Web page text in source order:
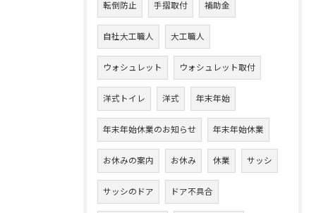
転倒防止 手摺取付 補助金
自社大工職人 大工職人
ウォシュレット ウォシュレット取付
洋式トイレ 洋式 年末年始
年末年始休業のお知らせ 年末年始休業
お休みの案内 お休み 休業 サッシ
サッシのドア ドア不具合